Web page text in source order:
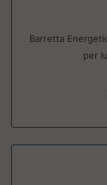
Barretta
per